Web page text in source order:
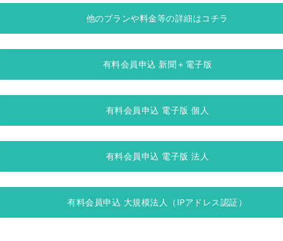
他のプランや料金等の詳細はコチラ
有料会員申込 新聞＋電子版
有料会員申込 電子版 個人
有料会員申込 電子版 法人
有料会員申込 大規模法人（IPアドレス認証）